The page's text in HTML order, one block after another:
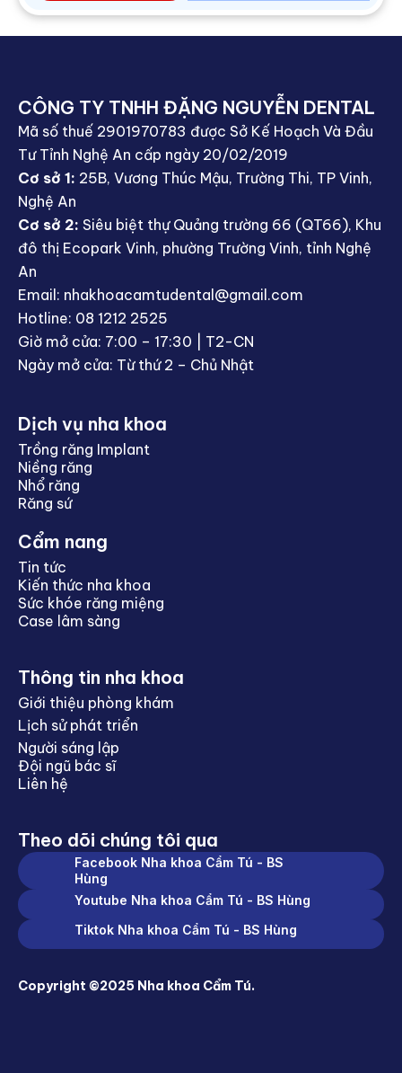
CÔNG TY TNHH ĐẶNG NGUYỄN DENTAL
Mã số thuế 2901970783 được Sở Kế Hoạch Và Đầu
Tư Tỉnh Nghệ An cấp ngày 20/02/2019
Cơ sở 1: 25B, Vương Thúc Mậu, Trường Thi, TP Vinh,
Nghệ An
Cơ sở 2: Siêu biệt thự Quảng trường 66 (QT66), Khu
đô thị Ecopark Vinh, phường Trường Vinh, tỉnh Nghệ
An
Email: nhakhoacamtudental@gmail.com
Hotline: 08 1212 2525
Giờ mở cửa: 7:00 – 17:30 | T2-CN
Ngày mở cửa: Từ thứ 2 – Chủ Nhật
Dịch vụ nha khoa
Trồng răng Implant
Niềng răng
Nhổ răng
Răng sứ
Cẩm nang
Tin tức
Kiến thức nha khoa
Sức khóe răng miệng
Case lâm sàng
Thông tin nha khoa
Giới thiệu phòng khám
Lịch sử phát triển
Người sáng lập
Đội ngũ bác sĩ
Liên hệ
Theo dõi chúng tôi qua
Facebook Nha khoa Cẩm Tú - BS
Hùng
Youtube Nha khoa Cẩm Tú - BS Hùng
Tiktok Nha khoa Cẩm Tú - BS Hùng
Copyright ©2025 Nha khoa Cẩm Tú.